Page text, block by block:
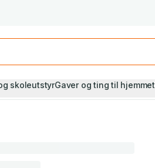
skoleutstyrGaver og ting til hjemmet